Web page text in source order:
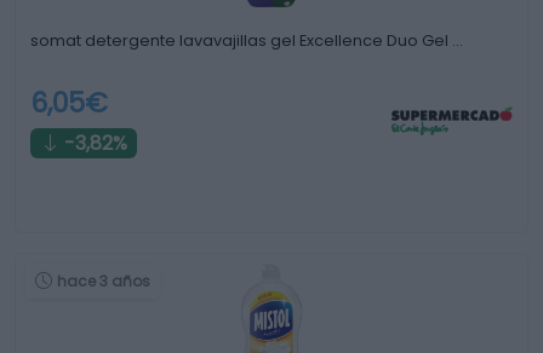
somat detergente lavavajillas gel Excellence Duo Gel …
6,05€
-3,82%
hace 3 años